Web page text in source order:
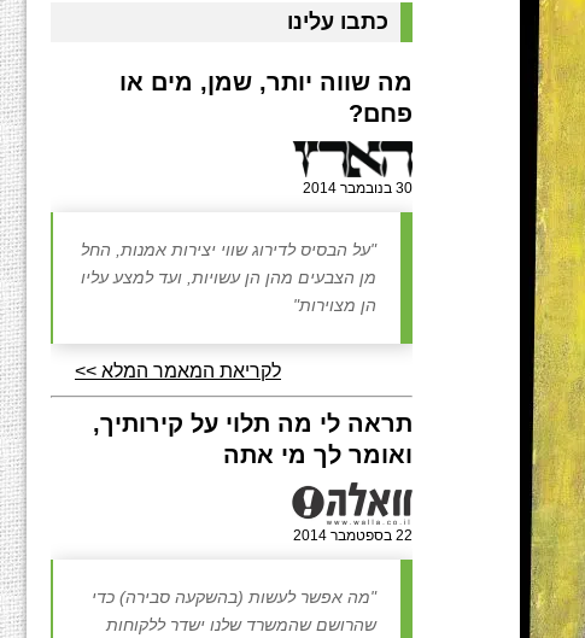
כתבו עלינו
מה שווה יותר, שמן, מים או
פחם?
30 בנובמבר 2014
"על הבסיס לדירוג שווי יצירות אמנות, החל
מן הצבעים מהן הן עשויות, ועד למצע עליו
הן מצוירות"
לקריאת המאמר המלא >>
תראה לי מה תלוי על קירותיך,
ואומר לך מי אתה
22 בספטמבר 2014
"מה אפשר לעשות (בהשקעה סבירה) כדי
שהרושם שהמשרד שלנו ישדר ללקוחות